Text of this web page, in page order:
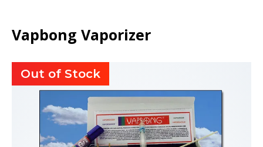
Vapbong Vaporizer
Out of Stock